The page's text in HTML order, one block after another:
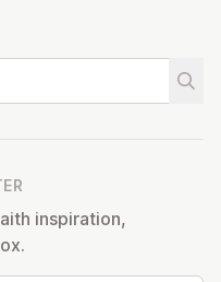
inspiration,